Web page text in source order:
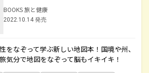
BOOKS 旅と健康
2022.10.14 発売
をなぞって学ぶ新しい地図本！国境や州、
気分で地図をなぞって脳もイキイキ！